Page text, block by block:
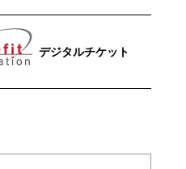
デジタルチケット